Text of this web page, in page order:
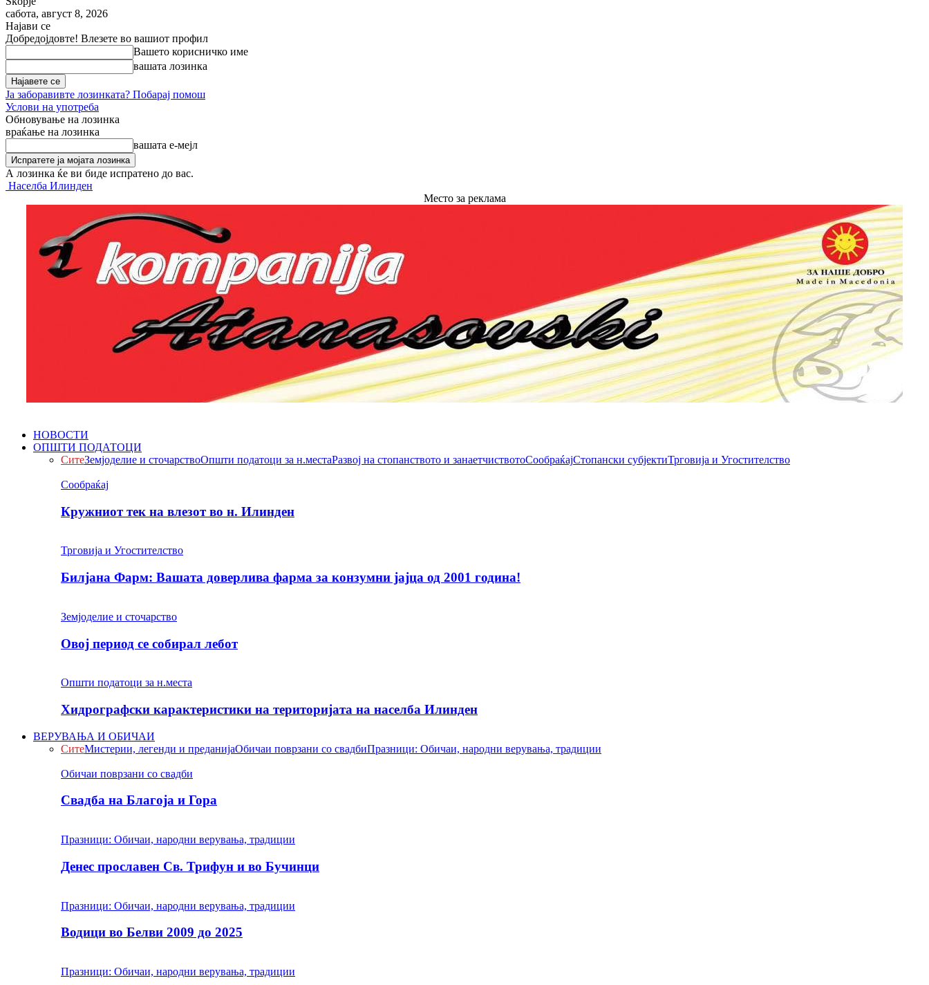
сабота, август 8, 2026
Најави се
Добредојдовте! Влезете во вашиот профил
Вашето корисничко име
вашата лозинка
Ја заборавивте лозинката? Побарај помош
Услови на употреба
Обновување на лозинка
враќање на лозинка
вашата е-мејл
А лозинка ќе ви биде испратено до вас.
Населба Илинден
Место за реклама
НОВОСТИ
ОПШТИ ПОДАТОЦИ
СитеЗемјоделие и сточарствоОпшти податоци за н.местаРазвој на стопанството и занаетчиствотоСообраќајСтопански субјектиТрговија и Угостителство
Сообраќај
Кружниот тек на влезот во н. Илинден
Трговија и Угостителство
Билјана Фарм: Вашата доверлива фарма за конзумни јајца од 2001 година!
Земјоделие и сточарство
Овој период се собирал лебот
Општи податоци за н.места
Хидрографски карактеристики на територијата на населба Илинден
ВЕРУВАЊА И ОБИЧАИ
СитеМистерии, легенди и преданијаОбичаи поврзани со свадбиПразници: Обичаи, народни верувања, традиции
Обичаи поврзани со свадби
Свадба на Благоја и Гора
Празници: Обичаи, народни верувања, традиции
Денес прославен Св. Трифун и во Бучинци
Празници: Обичаи, народни верувања, традиции
Водици во Белви 2009 до 2025
Празници: Обичаи, народни верувања, традиции